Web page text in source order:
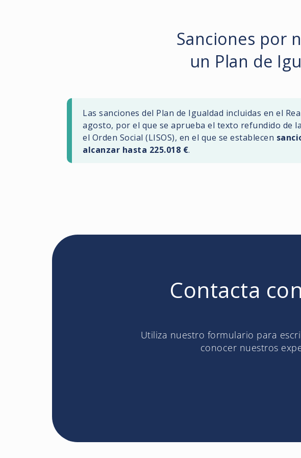
Sanciones por
un Plan de
Las sanciones del Plan de Igualdad incluidas en el
agosto, por el que se aprueba el texto refundido de
el Orden Social (LISOS), en el que se establecen
alcanzar hasta 225.018 €.
Contacta
Utiliza nuestro formulario para
conocer nuestros